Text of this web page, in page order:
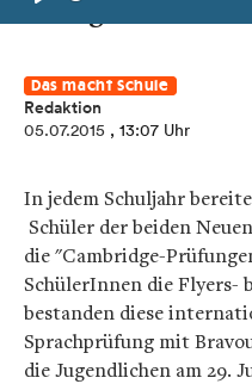
Play
Erfolg in
Das macht Schule
Redaktion
05.07.2015 , 13:07 Uhr
In jedem Schuljahr
Schüler der beiden
die "Cambridge-
SchülerInnen die Flyers-
bestanden diese
Sprachprüfung mit
die Jugendlichen am 29.